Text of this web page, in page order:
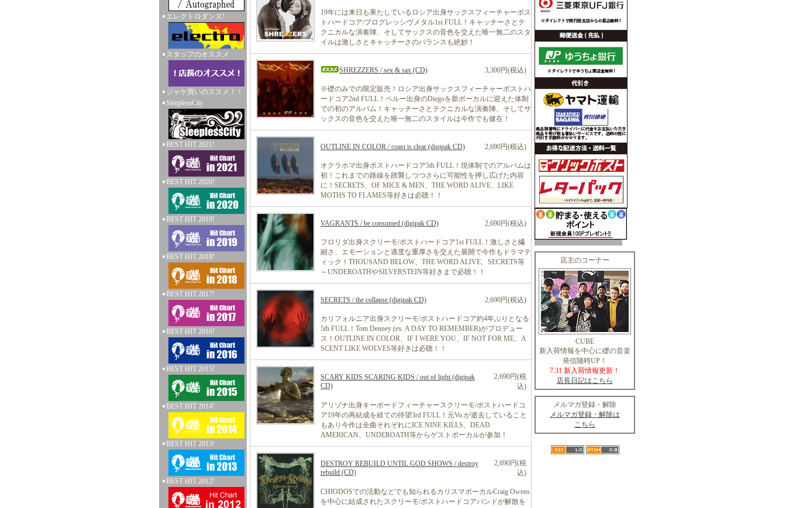
エレクトロダンス!
スタッフのオススメ
ジャケ買いのススメ！！
SleeplessCity
BEST HIT 2021!
BEST HIT 2020!
BEST HIT 2019!
BEST HIT 2018!
BEST HIT 2017!
BEST HIT 2016!
BEST HIT 2015!
BEST HIT 2014!
BEST HIT 2013!
BEST HIT 2012!
19年には来日も果たしているロシア出身サックスフィーチャーポス
トハードコア/プログレッシヴメタル1st FULL！キャッチーさとテ
クニカルな演奏陣、そしてサックスの音色を交えた唯一無二のスタ
イルは激しさとキャッチーさのバランスも絶妙！
SHREZZERS / sex & sax (CD) 3,300円(税込)
※礎のみでの限定販売！ロシア出身サックスフィーチャーポストハ
ードコア2nd FULL！ペルー出身のDiegoを新ボーカルに迎えた体制
での初のアルバム！キャッチーさとテクニカルな演奏陣、そしてサ
ックスの音色を交えた唯一無二のスタイルは今作でも健在！
OUTLINE IN COLOR / coast is clear (digipak CD) 2,690円(税込)
オクラホマ出身ポストハードコア5th FULL！現体制でのアルバムは
初！これまでの路線を踏襲しつつさらに可能性を押し広げた内容
に！SECRETS、OF MICE & MEN、THE WORD ALIVE、LIKE
MOTHS TO FLAMES等好きは必聴！！
VAGRANTS / be consumed (digipak CD) 2,690円(税込)
フロリダ出身スクリーモ/ポストハードコア1st FULL！激しさと繊
細さ、エモーションと適度な重厚さを交えた展開で今作もドラマテ
ィック！THOUSAND BELOW、THE WORD ALIVE、SECRETS等
～UNDEROATHやSILVERSTEIN等好きまで必聴！！
SECRETS / the collapse (digipak CD) 2,690円(税込)
カリフォルニア出身スクリーモ/ポストハードコア約4年ぶりとなる
5th FULL！Tom Denney (ex. A DAY TO REMEMBER)がプロデュー
ス！OUTLINE IN COLOR、IF I WERE YOU、IF NOT FOR ME、A
SCENT LIKE WOLVES等好きは必聴！！
SCARY KIDS SCARING KIDS / out of light (digipak
CD)
2,690円(税
込)
アリゾナ出身キーボードフィーチャースクリーモ/ポストハードコ
ア19年の再結成を経ての待望3rd FULL！元Vo.が逝去していること
もあり今作は全曲それぞれにICE NINE KILLS、DEAD
AMERICAN、UNDEROATH等からゲストボーカルが参加！
DESTROY REBUILD UNTIL GOD SHOWS / destroy
rebuild (CD)
2,690円(税
込)
CHIODOSでの活動などでも知られるカリスマボーカルCraig Owens
を中心に結成されたスクリーモ/ポストハードコアバンドが解散を
店主のコーナー
CUBE
新入荷情報を中心に礎の音楽
発信随時UP！
7.31 新入荷情報更新！
店長日記はこちら
メルマガ登録・解除
メルマガ登録・解除は
こちら